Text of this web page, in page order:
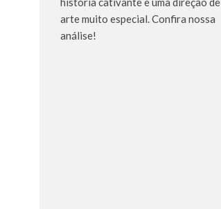
arte muito especial. Confira nossa
análise!